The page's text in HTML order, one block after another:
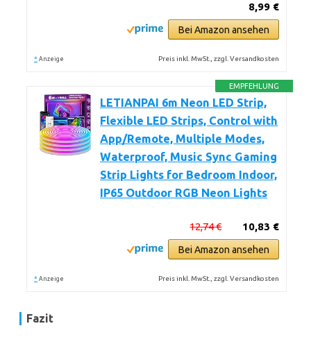
8,99 €
Bei Amazon ansehen
* Anzeige Preis inkl. MwSt., zzgl. Versandkosten
EMPFEHLUNG
LETIANPAI 6m Neon LED Strip,
Flexible LED Strips, Control with
App/Remote, Multiple Modes,
Waterproof, Music Sync Gaming
Strip Lights for Bedroom Indoor,
IP65 Outdoor RGB Neon Lights
10,83 €
12,74 €
Bei Amazon ansehen
* Anzeige Preis inkl. MwSt., zzgl. Versandkosten
Fazit